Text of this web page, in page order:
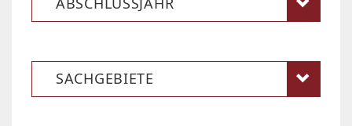
SACHGEBIETE